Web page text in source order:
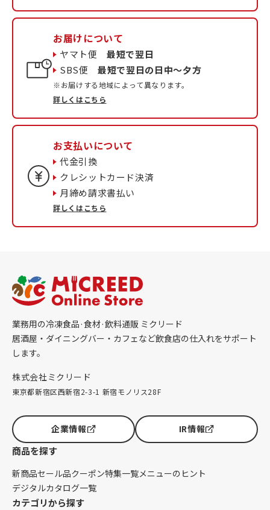
お届けについて
ヤマト便最短で翌日
SBS便最短で翌日の日中〜夕方
※お届けする地域によって異なります。
詳しくはこちら
お支払いについて
代金引換
クレシットカード決済
月締め請求書払い
詳しくはこちら
業務用の冷凍食品·食材·飲料通販 ミクリード
居酒屋・ダイニングバー・カフェなど飲食店の仕入れをサポート
します。
株式会社ミクリード
東京都新宿区西新宿2-3-1 新宿モノリス28F
企業情報 IR情報
商品を探す
新商品セール品クーポン特集一覧メニューのヒント
デジタルカタログ一覧
カテゴリから探す